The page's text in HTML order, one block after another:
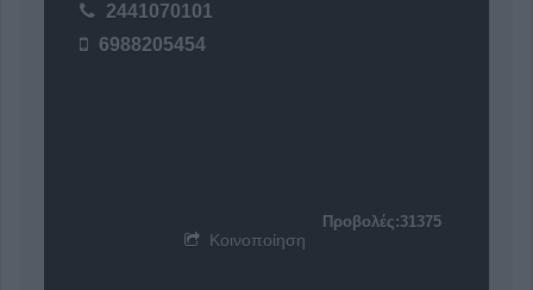
2441070101
6988205454
Προβολές:31375
Κοινοποίηση